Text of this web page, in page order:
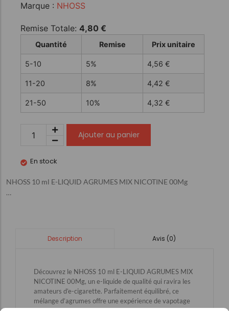
Marque : NHOSS
Remise Totale: 4,80 €
Quantité Remise Prix unitaire
5-10 5% 4,56 €
11-20 8% 4,42 €
21-50 10% 4,32 €
Ajouter au panier
En stock
NHOSS 10 ml E-LIQUID AGRUMES MIX NICOTINE 00Mg
…
Description Avis (0)
Découvrez le NHOSS 10 ml E-LIQUID AGRUMES MIX
NICOTINE 00Mg, un e-liquide de qualité qui ravira les
amateurs d’e-cigarette. Parfaitement équilibré, ce
mélange d’agrumes offre une expérience de vapotage